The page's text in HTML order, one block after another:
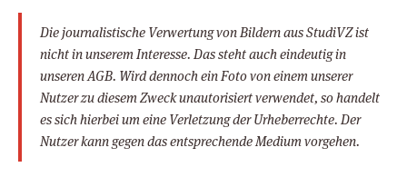
Die journalistische Verwertung von Bildern aus StudiVZ ist
nicht in unserem Interesse. Das steht auch eindeutig in
unseren AGB. Wird dennoch ein Foto von einem unserer
Nutzer zu diesem Zweck unautorisiert verwendet, so handelt
es sich hierbei um eine Verletzung der Urheberrechte. Der
Nutzer kann gegen das entsprechende Medium vorgehen.